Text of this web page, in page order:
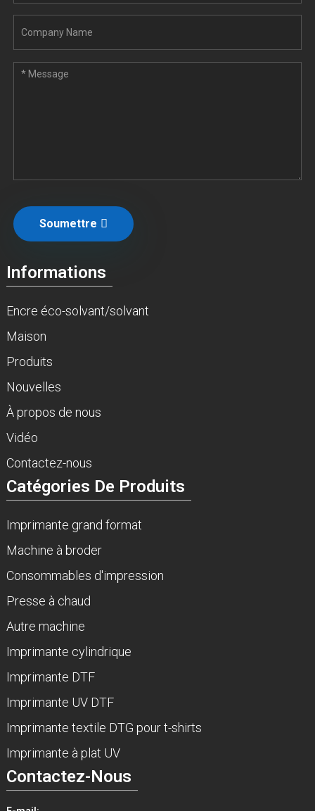
Soumettre
Informations
Encre éco-solvant/solvant
Maison
Produits
Nouvelles
À propos de nous
Vidéo
Contactez-nous
Catégories De Produits
Imprimante grand format
Machine à broder
Consommables d'impression
Presse à chaud
Autre machine
Imprimante cylindrique
Imprimante DTF
Imprimante UV DTF
Imprimante textile DTG pour t-shirts
Imprimante à plat UV
Contactez-Nous